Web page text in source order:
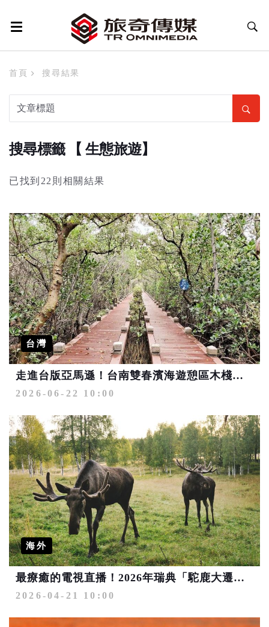
首頁 搜尋結果
搜尋標籤 【 生態旅遊】
已找到22則相關結果
台灣
走進台版亞馬遜！台南雙春濱海遊憩區木棧道完工 解鎖濱海生態秘境
2026-06-22 10:00
海外
最療癒的電視直播！2026年瑞典「駝鹿大遷徙」Slow開播
2026-04-21 10:00